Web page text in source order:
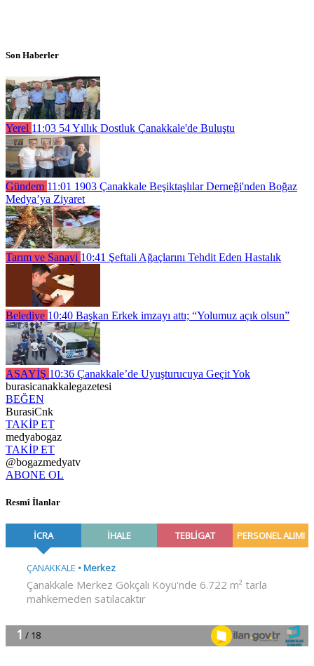
Son Haberler
Yerel 11:03 54 Yıllık Dostluk Çanakkale'de Buluştu
Gündem 11:01 1903 Çanakkale Beşiktaşlılar Derneği'nden Boğaz
Medya’ya Ziyaret
Tarım ve Sanayi 10:41 Şeftali Ağaçlarını Tehdit Eden Hastalık
Belediye 10:40 Başkan Erkek imzayı attı; “Yolumuz açık olsun”
ASAYİŞ 10:36 Çanakkale’de Uyuşturucuya Geçit Yok
burasicanakkalegazetesi
BEĞEN
BurasiCnk
TAKİP ET
medyabogaz
TAKİP ET
@bogazmedyatv
ABONE OL
Resmî İlanlar